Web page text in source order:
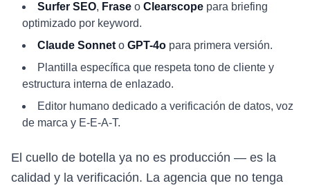
Surfer SEO, Frase o Clearscope para briefing
optimizado por keyword.
Claude Sonnet o GPT-4o para primera versión.
Plantilla específica que respeta tono de cliente y
estructura interna de enlazado.
Editor humano dedicado a verificación de datos, voz
de marca y E-E-A-T.
El cuello de botella ya no es producción — es la
calidad y la verificación. La agencia que no tenga